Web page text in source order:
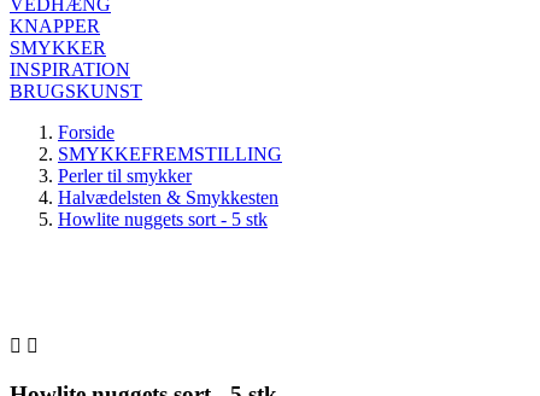
KNAPPER
SMYKKER
INSPIRATION
BRUGSKUNST
Forside
SMYKKEFREMSTILLING
Perler til smykker
Halvædelsten & Smykkesten
Howlite nuggets sort - 5 stk
 